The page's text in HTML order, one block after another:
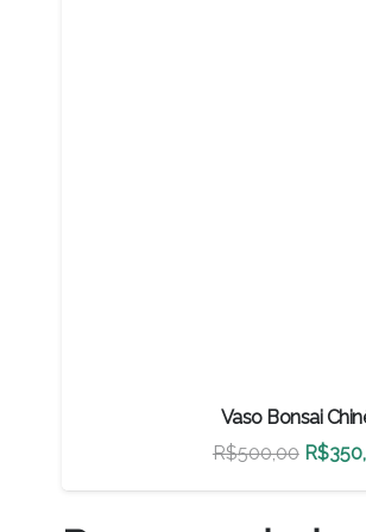
Vaso Bonsai
R$500,00 O
preço
original
R$